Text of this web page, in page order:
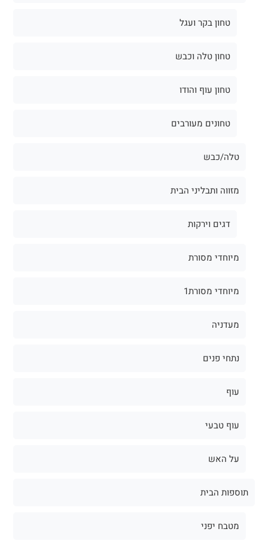
טחון בקר ועגל
טחון טלה וכבש
טחון עוף והודו
טחונים מעורבים
טלה/כבש
מזווה ותבליני הבית
דגים וירקות
מיוחדי מסורת
מיוחדי מסורת1
מעדניה
נתחי פנים
עוף
עוף טבעי
על האש
תוספות הבית
מטבח יפני